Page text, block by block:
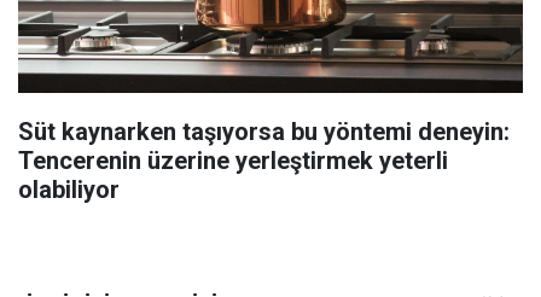
Süt kaynarken taşıyorsa bu yöntemi deneyin:
Tencerenin üzerine yerleştirmek yeterli
olabiliyor